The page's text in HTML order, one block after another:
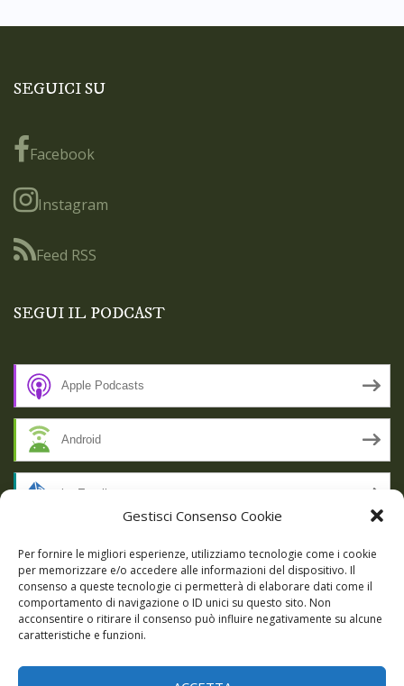
Gestisci Consenso Cookie
Per fornire le migliori esperienze, utilizziamo tecnologie come i cookie
per memorizzare e/o accedere alle informazioni del dispositivo. Il
consenso a queste tecnologie ci permetterà di elaborare dati come il
comportamento di navigazione o ID unici su questo sito. Non
acconsentire o ritirare il consenso può influire negativamente su alcune
caratteristiche e funzioni.
SEGUICI SU
Facebook
Instagram
Feed RSS
SEGUI IL PODCAST
Apple Podcasts
Android
by Email
RSS
SSL SECURE